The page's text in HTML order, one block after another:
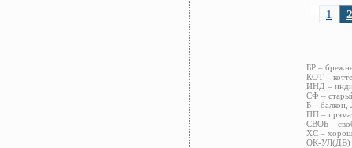
1 2
БР –
КОТ –
ИНД –
СФ –
Б – балкон,
ПП –
СВОБ –
ХС –
ОК-УЛ(ДВ)